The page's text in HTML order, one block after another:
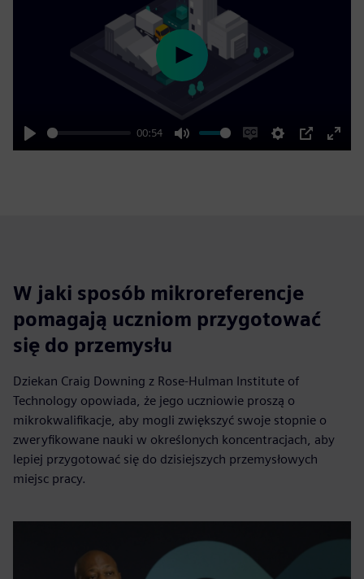
Play
00:54
Mute
EnableSettings
PIP
Enter
Play
W jaki sposób mikroreferencje
pomagają uczniom przygotować
się do przemysłu
Dziekan Craig Downing z Rose-Hulman Institute of
Technology opowiada, że jego uczniowie proszą o
mikrokwalifikacje, aby mogli zwiększyć swoje stopnie o
zweryfikowane nauki w określonych koncentracjach, aby
lepiej przygotować się do dzisiejszych przemysłowych
miejsc pracy.